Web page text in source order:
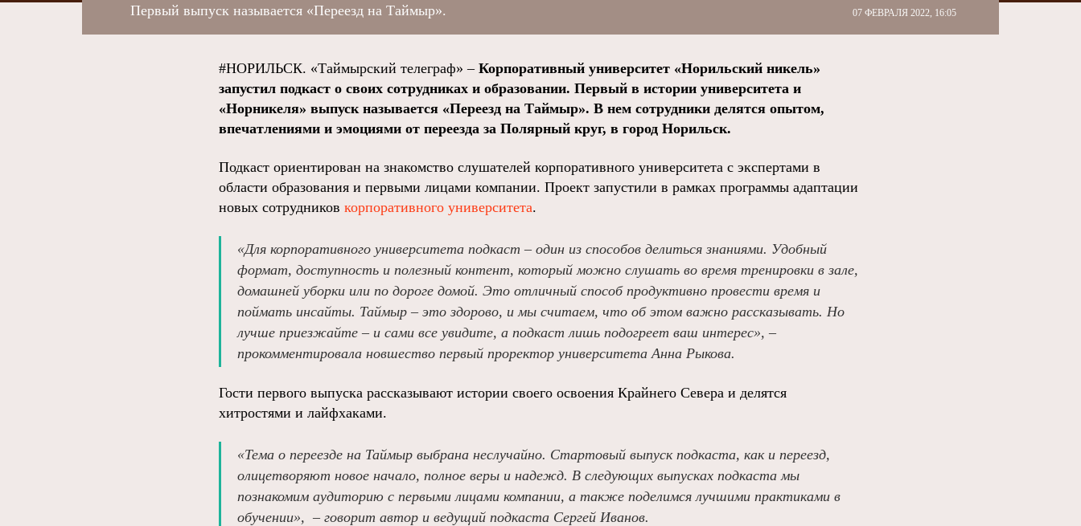
07 ФЕВРАЛЯ 2022, 16:05
Первый выпуск называется «Переезд на Таймыр».
#НОРИЛЬСК. «Таймырский телеграф» – Корпоративный университет «Норильский никель»
запустил подкаст о своих сотрудниках и образовании. Первый в истории университета и
«Норникеля» выпуск называется «Переезд на Таймыр». В нем сотрудники делятся опытом,
впечатлениями и эмоциями от переезда за Полярный круг, в город Норильск.
Подкаст ориентирован на знакомство слушателей корпоративного университета с экспертами в
области образования и первыми лицами компании. Проект запустили в рамках программы адаптации
новых сотрудников корпоративного университета.
«Для корпоративного университета подкаст – один из способов делиться знаниями. Удобный
формат, доступность и полезный контент, который можно слушать во время тренировки в зале,
домашней уборки или по дороге домой. Это отличный способ продуктивно провести время и
поймать инсайты. Таймыр – это здорово, и мы считаем, что об этом важно рассказывать. Но
лучше приезжайте – и сами все увидите, а подкаст лишь подогреет ваш интерес», –
прокомментировала новшество первый проректор университета Анна Рыкова.
Гости первого выпуска рассказывают истории своего освоения Крайнего Севера и делятся
хитростями и лайфхаками.
«Тема о переезде на Таймыр выбрана неслучайно. Стартовый выпуск подкаста, как и переезд,
олицетворяют новое начало, полное веры и надежд. В следующих выпусках подкаста мы
познакомим аудиторию с первыми лицами компании, а также поделимся лучшими практиками в
обучении», – говорит автор и ведущий подкаста Сергей Иванов.